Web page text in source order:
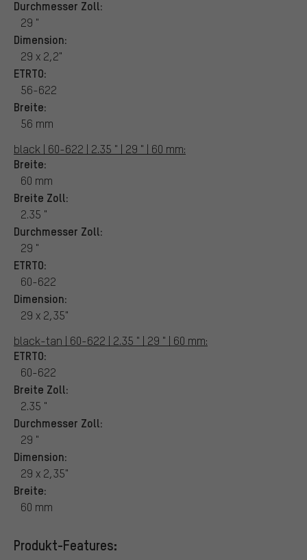
Durchmesser Zoll:
29 "
Dimension:
29 x 2,2"
ETRTO:
56-622
Breite:
56 mm
black | 60-622 | 2.35 " | 29 " | 60 mm:
Breite:
60 mm
Breite Zoll:
2.35 "
Durchmesser Zoll:
29 "
ETRTO:
60-622
Dimension:
29 x 2,35"
black-tan | 60-622 | 2.35 " | 29 " | 60 mm:
ETRTO:
60-622
Breite Zoll:
2.35 "
Durchmesser Zoll:
29 "
Dimension:
29 x 2,35"
Breite:
60 mm
Produkt-Features: